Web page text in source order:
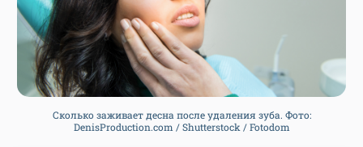
Сколько заживает десна после удаления зуба. Фото:
DenisProduction.com / Shutterstock / Fotodom